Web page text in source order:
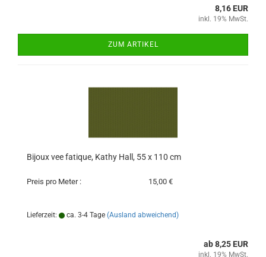
8,16 EUR
inkl. 19% MwSt.
ZUM ARTIKEL
Bijoux vee fatique, Kathy Hall, 55 x 110 cm
Preis pro Meter : 15,00 €
Lieferzeit: ca. 3-4 Tage (Ausland abweichend)
ab 8,25 EUR
inkl. 19% MwSt.